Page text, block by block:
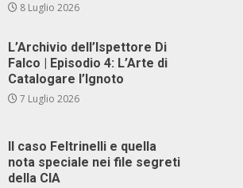
8 Luglio 2026
L’Archivio dell’Ispettore Di
Falco | Episodio 4: L’Arte di
Catalogare l’Ignoto
7 Luglio 2026
Il caso Feltrinelli e quella
nota speciale nei file segreti
della CIA